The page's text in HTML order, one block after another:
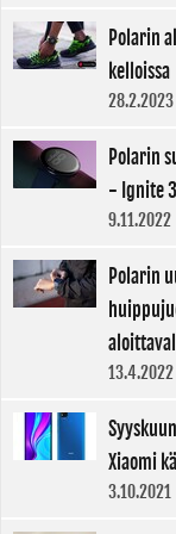
Polarin
kelloissa
28.2.2023
Polarin
- Ignite
9.11.2022
Polarin
13.4.2022
Xiaomi
3.10.2021